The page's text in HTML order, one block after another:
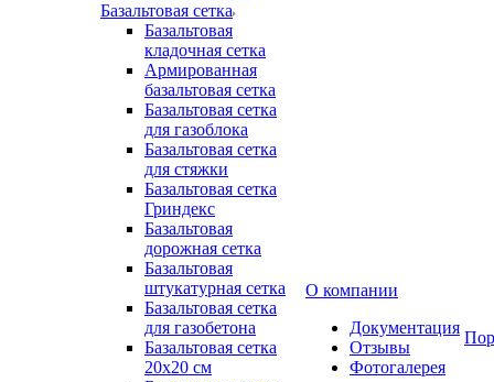
Базальтовая сетка
Базальтовая
кладочная сетка
Армированная
базальтовая сетка
Базальтовая сетка
для газоблока
Базальтовая сетка
для стяжки
Базальтовая сетка
Гриндекс
Базальтовая
дорожная сетка
Базальтовая
штукатурная сетка
Базальтовая сетка
для газобетона
Базальтовая сетка
20x20 см
О компании
Документация
Отзывы
Фотогалерея